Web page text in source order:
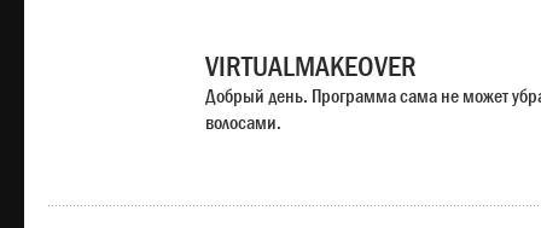
VIRTUALMAKEOVER
Добрый день. Программа сама не может
волосами.